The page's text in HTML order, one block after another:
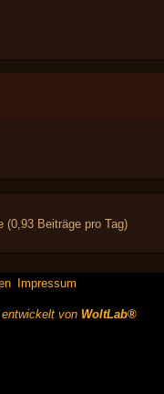
(0,93 Beiträge pro Tag)
Impressum
von WoltLab®